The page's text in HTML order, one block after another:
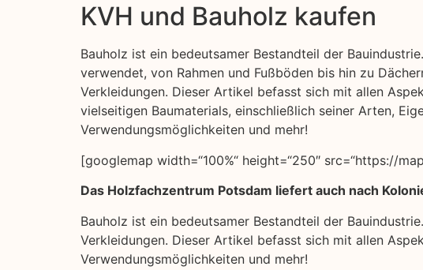
KVH und Bauholz kaufen
Bauholz ist ein bedeutsamer Bestandteil der
verwendet, von Rahmen und Fußböden bis hin zu
Verkleidungen. Dieser Artikel befasst sich mit allen
vielseitigen Baumaterials, einschließlich seiner Arten,
Verwendungsmöglichkeiten und mehr!
[googlemap width=“100%“ height=“250″ src=“https://
Das Holzfachzentrum Potsdam liefert auch nach
Bauholz ist ein bedeutsamer Bestandteil der
Verkleidungen. Dieser Artikel befasst sich mit allen
Verwendungsmöglichkeiten und mehr!